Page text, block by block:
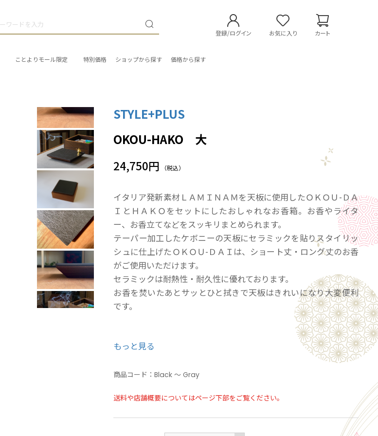
登録/ログイン お気に入り カート
ことよりモール限定 特別価格 ショップから探す 価格から探す
STYLE+PLUS
OKOU-HAKO 大
24,750円 （税込）
イタリア発新素材ＬＡＭＩＮＡＭを天板に使用したＯＫＯＵ-ＤＡ
ＩとＨＡＫＯをセットにしたおしゃれなお香箱。お香やライタ
ー、お香立てなどをスッキリまとめられます。
テーパー加工したケボニーの天板にセラミックを貼りスタイリッ
シュに仕上げたＯＫＯＵ-ＤＡＩは、ショート丈・ロング丈のお香
がご使用いただけます。
セラミックは耐熱性・耐久性に優れております。
お香を焚いたあとサッとひと拭きで天板はきれいになり大変便利
です。
▼仕様
サイズ…箱：Ｗ180×Ｄ180×H65/ 蓋：W160×D160×T23
使用材…箱：KEBONYオイル仕上げ/蓋：KEBONYオイル仕上げ、
※箱、蓋ともにＫＥＢＯＮＹ材を使用しております。天然木の特
もっと見る
商品コード：Black ～ Gray
送料や店舗概要についてはページ下部をご覧ください。